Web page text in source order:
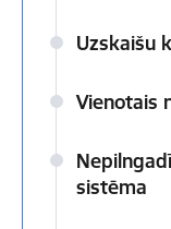
Uzskaišu
Vienotais
sistēma